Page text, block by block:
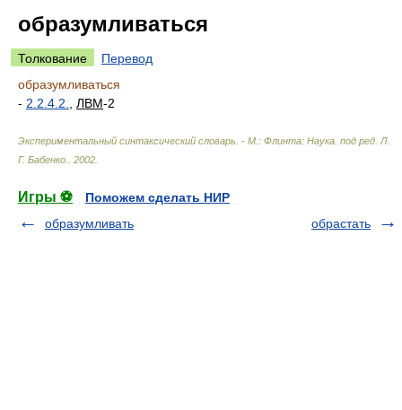
образумливаться
Толкование
Перевод
образумливаться
- 2.2.4.2. ЛВМ-2
Экспериментальный синтаксический словарь. - М.: Флинта: Наука под ред. Л.
Г. Бабенко.
2002
Игры ⚽
Поможем сделать НИР
образумливать
обрастать